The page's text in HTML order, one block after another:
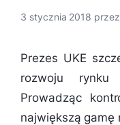
3 stycznia 2018 przez
Prezes UKE
rozwoju rynku
Prowadząc
największą gamę